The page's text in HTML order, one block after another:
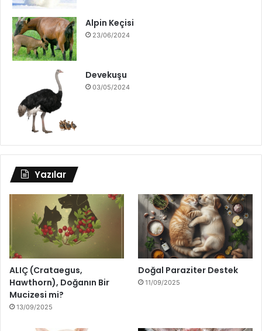
Alpin Keçisi
23/06/2024
Devekuşu
03/05/2024
Yazılar
ALIÇ (Crataegus,
Hawthorn), Doğanın Bir
Mucizesi mi?
13/09/2025
Doğal Paraziter Destek
11/09/2025